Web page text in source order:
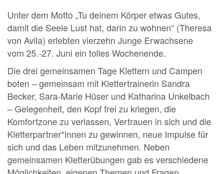
Unter dem Motto „Tu deinem Körper etwas Gutes,
damit die Seele Lust hat, darin zu wohnen“ (Theresa
von Avila) erlebten vierzehn Junge Erwachsene
vom 25.-27. Juni ein tolles Wochenende.
Die drei gemeinsamen Tage Klettern und Campen
boten – gemeinsam mit Klettertrainerin Sandra
Becker, Sara-Marie Hüser und Katharina Unkelbach
– Gelegenheit, den Kopf frei zu kriegen, die
Komfortzone zu verlassen, Vertrauen in sich und die
Kletterpartner*innen zu gewinnen, neue Impulse für
sich und das Leben mitzunehmen. Neben
gemeinsamen Kletterübungen gab es verschiedene